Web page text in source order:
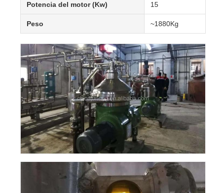
Potencia del motor (Kw) 15
Peso ~1880Kg